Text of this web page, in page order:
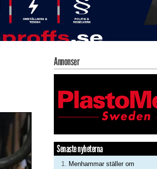
Annonser
Senaste nyheterna
Menhammar ställer om